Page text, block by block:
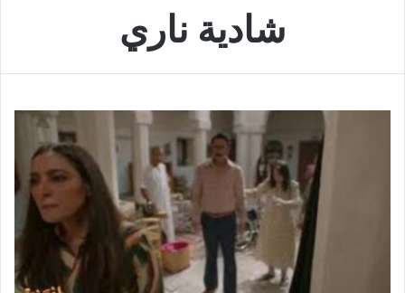
شادية ناري